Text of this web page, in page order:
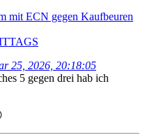
mit ECN gegen Kaufbeuren
25, 2026, 20:18:05
5 gegen drei hab ich